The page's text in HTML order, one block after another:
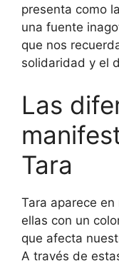
presenta como
una fuente
que nos
solidaridad y el
Las
Tara
Tara aparece
ellas con un
que afecta
A través de